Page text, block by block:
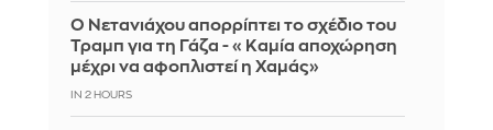
Ο Νετανιάχου απορρίπτει το σχέδιο του
Τραμπ για τη Γάζα - «Καμία αποχώρηση
μέχρι να αφοπλιστεί η Χαμάς»
IN 2 HOURS